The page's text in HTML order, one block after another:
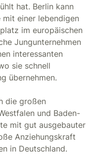
hat. Berlin kann
einer lebendigen
im europäischen
Jungunternehmen
interessanten
sie schnell
übernehmen.
die großen
und Baden-
mit gut ausgebauter
Anziehungskraft
in Deutschland.